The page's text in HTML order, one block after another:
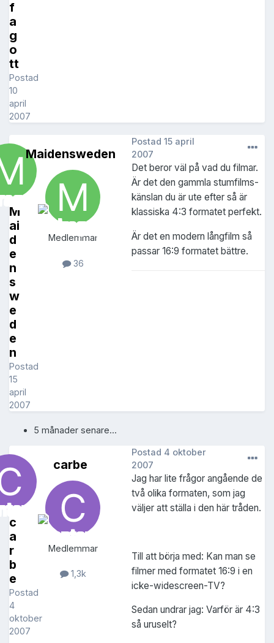
f
a
g
o
tt
Postad
10
april
2007
M
ai
d
e
n
s
w
e
d
e
n
Postad
15
april
2007
Maidensweden
Medlemmar
36
Postad 15 april
2007
Det beror väl på vad du filmar.
Är det den gammla stumfilms-
känslan du är ute efter så är
klassiska 4:3 formatet perfekt.
Är det en modern långfilm så
passar 16:9 formatet bättre.
5 månader senare...
c
a
r
b
e
Postad
4
oktober
2007
carbe
Medlemmar
1,3k
Postad 4 oktober
2007
Jag har lite frågor angående de
två olika formaten, som jag
väljer att ställa i den här tråden.
Till att börja med: Kan man se
filmer med formatet 16:9 i en
icke-widescreen-TV?
Sedan undrar jag: Varför är 4:3
så uruselt?